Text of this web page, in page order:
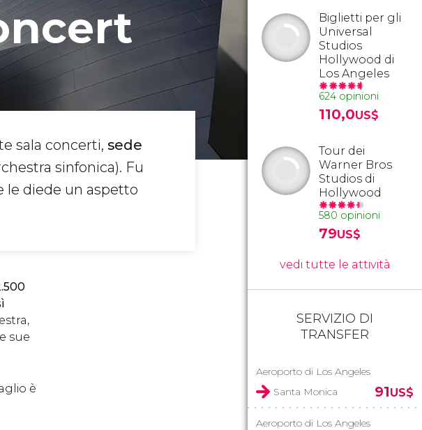
sala concerti, sede
sinfonica). Fu
le diede un aspetto
sue
è
Biglietti per gli
Universal
Studios
Hollywood di
Los Angeles
624 opinioni
110,0US$
Tour dei
Warner Bros
Studios di
Hollywood
580 opinioni
79US$
vedi tutte le attività
SERVIZIO DI
TRANSFER
Aeroporto di Los Angeles
Santa Monica
91US$
Aeroporto di Los Angeles